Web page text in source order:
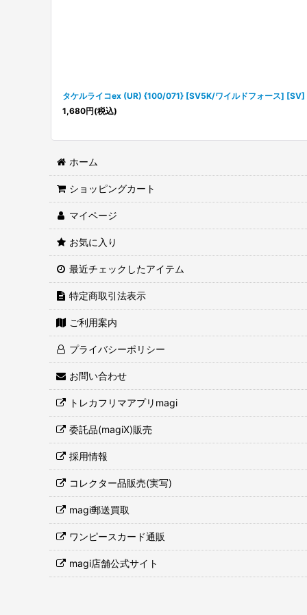
タケルライコex (UR) {100/071} [SV5K/ワイルドフォース] [SV]
1,680円(税込)
ホーム
ショッピングカート
マイページ
お気に入り
最近チェックしたアイテム
特定商取引法表示
ご利用案内
プライバシーポリシー
お問い合わせ
トレカフリマアプリmagi
委託品(magiX)販売
採用情報
コレクター品販売(実写)
magi郵送買取
ワンピースカード通販
magi店舗公式サイト